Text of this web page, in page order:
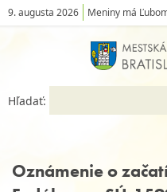
9. augusta 2026 Meniny má
Hľadať:
Oznámenie o